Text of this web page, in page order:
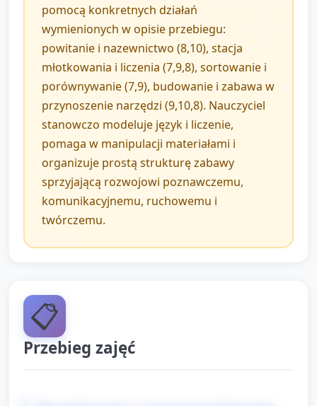
pomocą konkretnych działań
wymienionych w opisie przebiegu:
powitanie i nazewnictwo (8,10), stacja
młotkowania i liczenia (7,9,8), sortowanie i
porównywanie (7,9), budowanie i zabawa w
przynoszenie narzędzi (9,10,8). Nauczyciel
stanowczo modeluje język i liczenie,
pomaga w manipulacji materiałami i
organizuje prostą strukturę zabawy
sprzyjającą rozwojowi poznawczemu,
komunikacyjnemu, ruchowemu i
twórczemu.
📋
Przebieg zajęć